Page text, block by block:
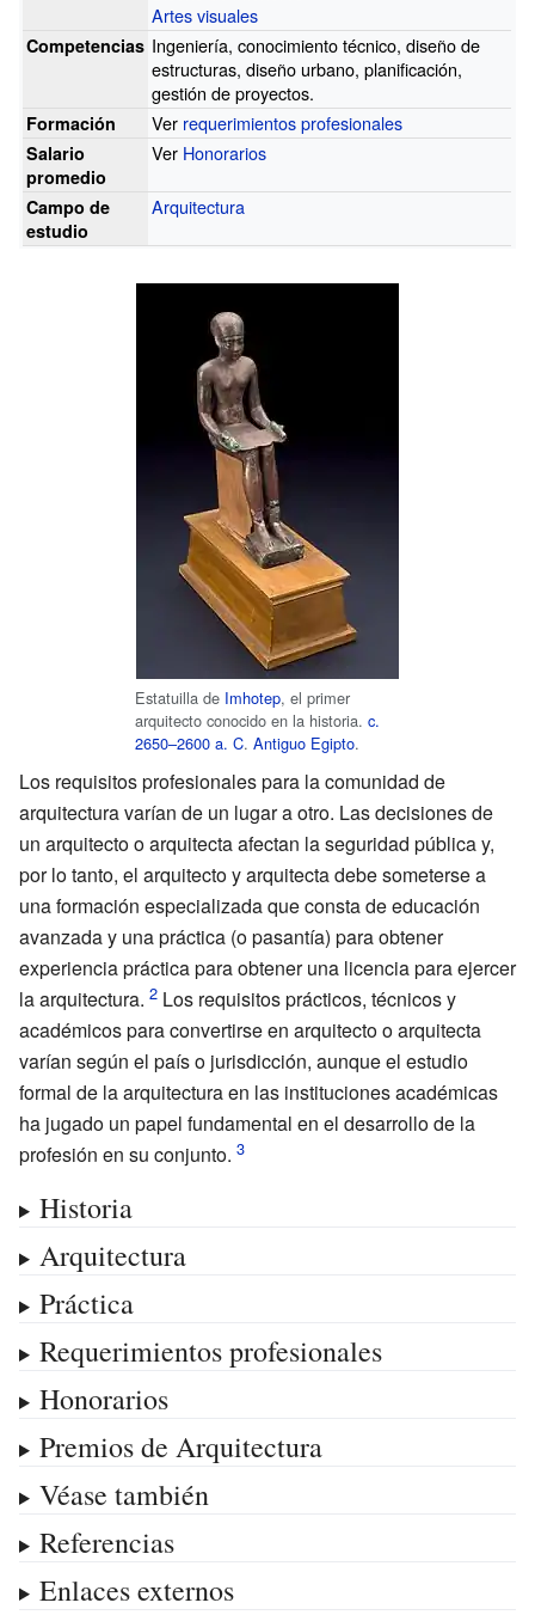
Artes visuales
Competencias Ingeniería, conocimiento técnico, diseño de
estructuras, diseño urbano, planificación,
gestión de proyectos.
Formación Ver requerimientos profesionales
Salario
promedio
Ver Honorarios
Campo de
estudio
Arquitectura
Estatuilla de Imhotep, el primer
arquitecto conocido en la historia. c.
2650–2600 a. C. Antiguo Egipto.
Los requisitos profesionales para la comunidad de
arquitectura varían de un lugar a otro. Las decisiones de
un arquitecto o arquitecta afectan la seguridad pública y,
por lo tanto, el arquitecto y arquitecta debe someterse a
una formación especializada que consta de educación
avanzada y una práctica (o pasantía) para obtener
experiencia práctica para obtener una licencia para ejercer
la arquitectura.
Los requisitos prácticos, técnicos y
académicos para convertirse en arquitecto o arquitecta
varían según el país o jurisdicción, aunque el estudio
formal de la arquitectura en las instituciones académicas
ha jugado un papel fundamental en el desarrollo de la
profesión en su conjunto.
Historia
Arquitectura
Práctica
Requerimientos profesionales
Honorarios
Premios de Arquitectura
Véase también
Referencias
Enlaces externos